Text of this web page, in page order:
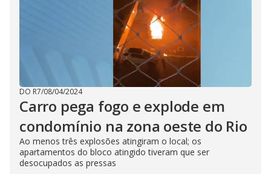
DO R7/08/04/2024
Carro pega fogo e explode em
condomínio na zona oeste do Rio
Ao menos três explosões atingiram o local; os
apartamentos do bloco atingido tiveram que ser
desocupados as pressas